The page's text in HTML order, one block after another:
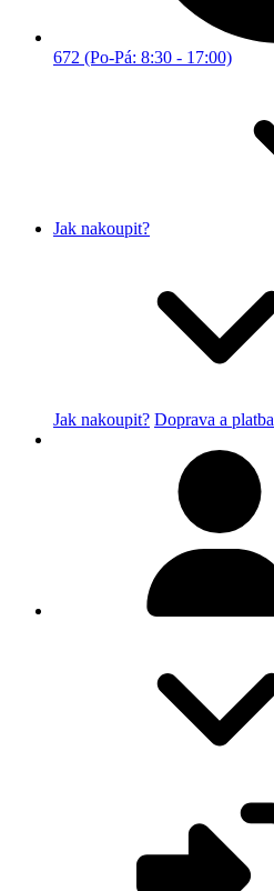
672 (Po-Pá: 8:30 - 17:00)
Jak nakoupit?
Jak nakoupit? Doprava a platba